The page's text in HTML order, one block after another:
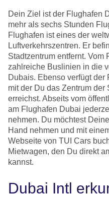
Dein Ziel ist der Flughafen
mehr als sechs Stunden
Flughafen ist eines der
Luftverkehrszentren. Er
Stadtzentrum entfernt. Vom
zahlreiche Buslinien in die
Dubais. Ebenso verfügt
mit der Du das Zentrum
erreichst. Abseits vom
am Flughafen Dubai
nehmen. Du möchtest
Hand nehmen und mit
Webseite von TUI Cars
Mietwagen, den Du direkt
kannst.
Dubai Intl